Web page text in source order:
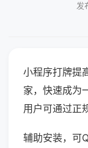
发
小程序打牌提
家，快速成为
用户可通过正
辅助安装，可